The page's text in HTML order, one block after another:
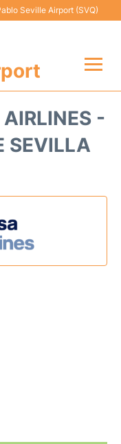
Seville Airport (SVQ)
-
SEVILLA